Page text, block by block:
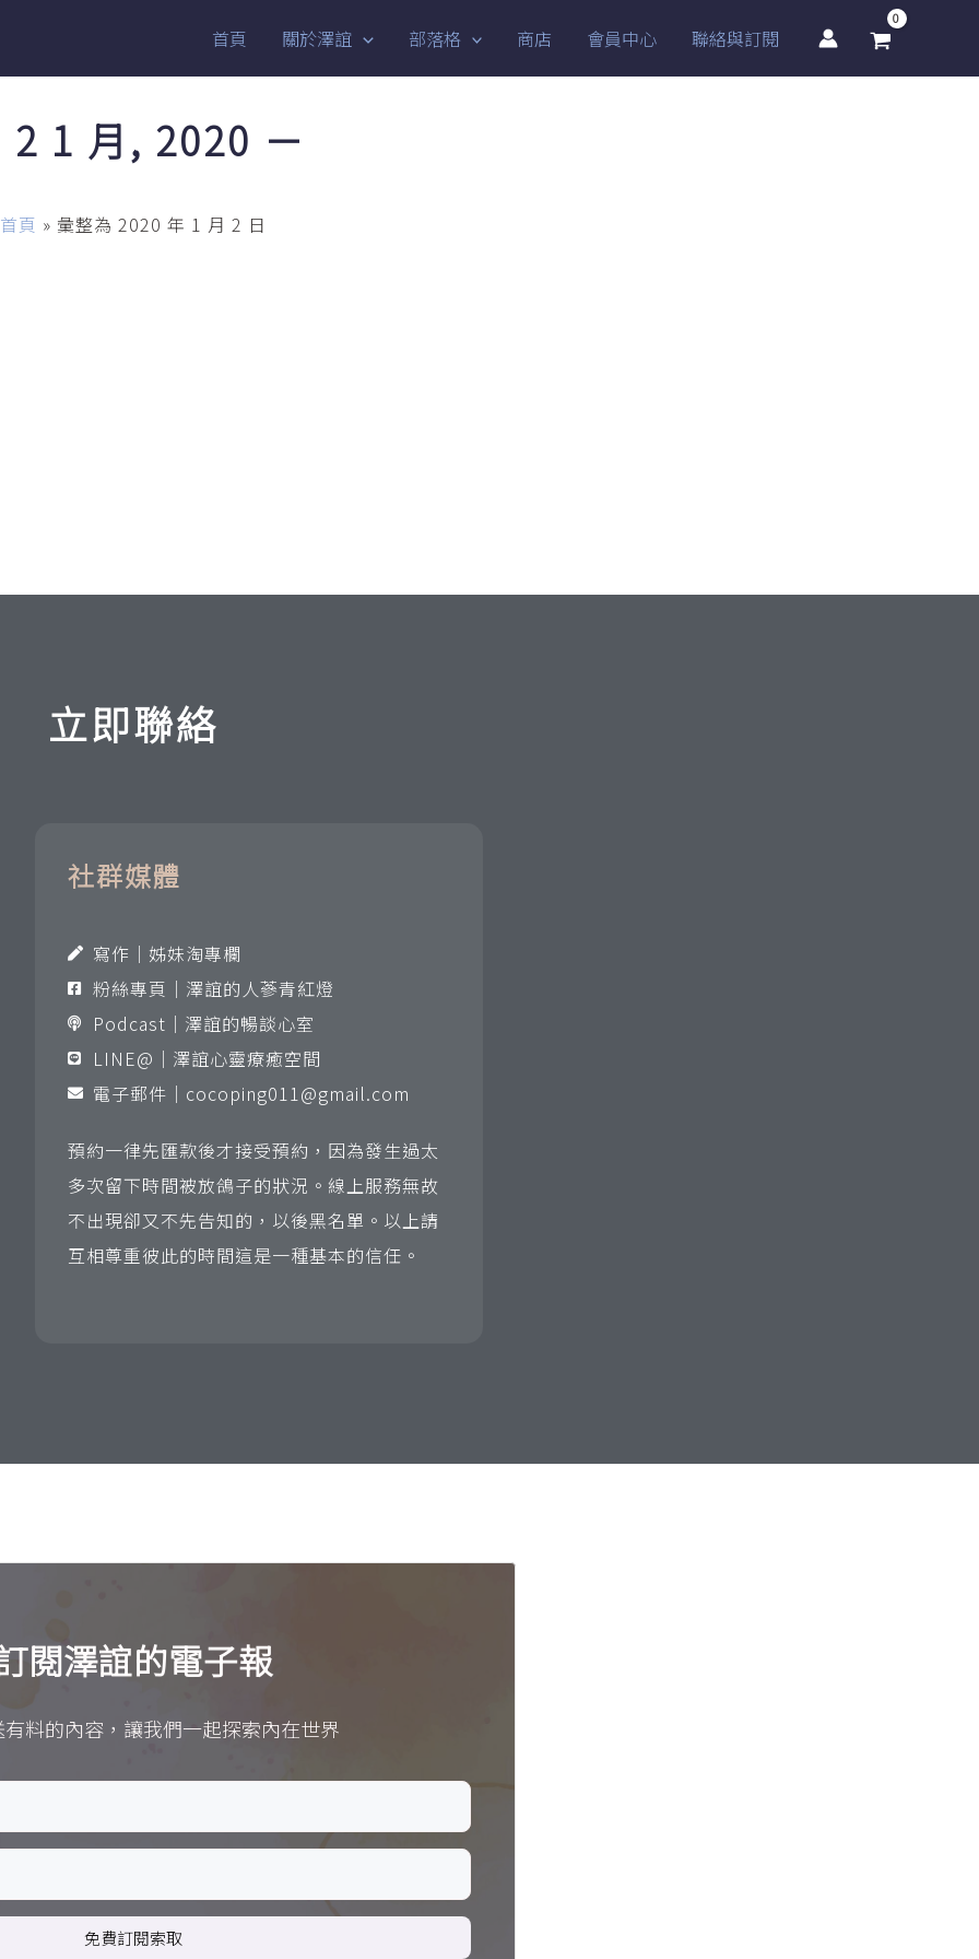
首頁 關於澤誼 部落格 商店 會員中心 聯絡與訂閱
2 1 月, 2020 －
首頁 » 彙整為 2020 年 1 月 2 日
立即聯絡
社群媒體
寫作｜姊妹淘專欄
粉絲專頁｜澤誼的人蔘青紅燈
Podcast｜澤誼的暢談心室
LINE@｜澤誼心靈療癒空間
電子郵件｜ cocoping011@gmail.com
預約一律先匯款後才接受預約，因為發生過太
多次留下時間被放鴿子的狀況。線上服務無故
不出現卻又不先告知的，以後黑名單。以上請
互相尊重彼此的時間這是一種基本的信任。
閱澤誼的電子報
料的內容，讓我們一起探索內在世界
免費訂閱索取